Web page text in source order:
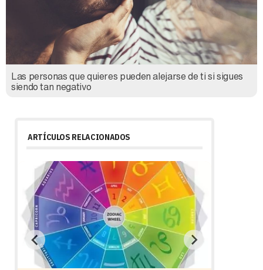
Las personas que quieres pueden alejarse de ti si sigues
siendo tan negativo
ARTÍCULOS RELACIONADOS